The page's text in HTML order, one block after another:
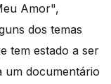
Amor",
dos temas
tem estado a ser
um documentário